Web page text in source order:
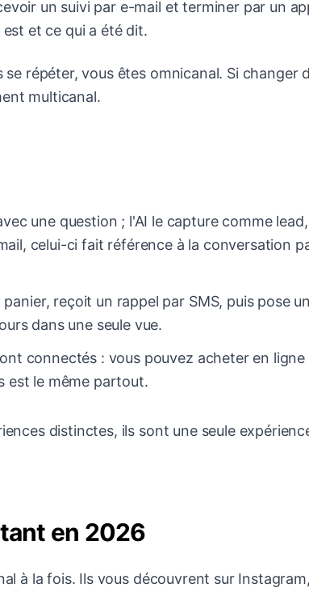
un suivi par e-mail et terminer par un
et ce qui a été dit.
répéter, vous êtes omnicanal. Si changer
multicanal.
une question ; l'AI le capture comme lead,
celui-ci fait référence à la conversation
reçoit un rappel par SMS, puis pose
dans une seule vue.
connectés : vous pouvez acheter en ligne
est le même partout.
distinctes, ils sont une seule
en 2026
à la fois. Ils vous découvrent sur Instagram,